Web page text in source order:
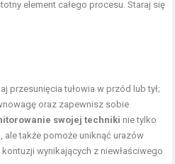
element całego procesu. Staraj się
przesunięcia tułowia w przód lub tył;
oraz zapewnisz sobie
swojej techniki nie tylko
także pomoże uniknąć urazów
wynikających z niewłaściwego